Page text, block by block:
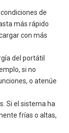
de
más rápido
con más
del portátil
si no
o atenúe
Si el sistema ha
frías o altas,